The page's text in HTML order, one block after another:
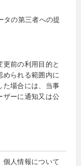
タの第三者への提
前の利用目的と
られる範囲内に
た場合には、当事
ザーに通知又は公
個人情報について